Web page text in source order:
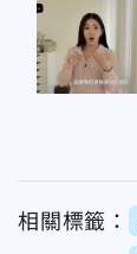
相關標籤：